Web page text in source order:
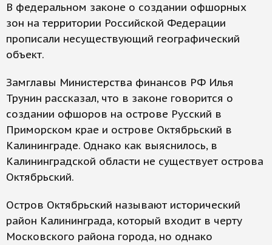
В федеральном законе о создании офшорных
зон на территории Российской Федерации
прописали несуществующий географический
объект.
Замглавы Министерства финансов РФ Илья
Трунин рассказал, что в законе говорится о
создании офшоров на острове Русский в
Приморском крае и острове Октябрьский в
Калининграде. Однако как выяснилось, в
Калининградской области не существует острова
Октябрьский.
Остров Октябрьский называют исторический
район Калининграда, который входит в черту
Московского района города, но однако